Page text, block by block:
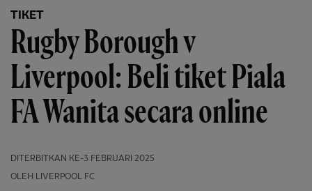
TIKET
Rugby Borough v
Liverpool: Beli tiket Piala
FA Wanita secara online
DITERBITKAN KE-3 FEBRUARI 2025
OLEH LIVERPOOL FC